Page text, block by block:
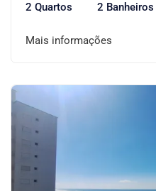
2 Quartos 2 Banheiros
Mais informações